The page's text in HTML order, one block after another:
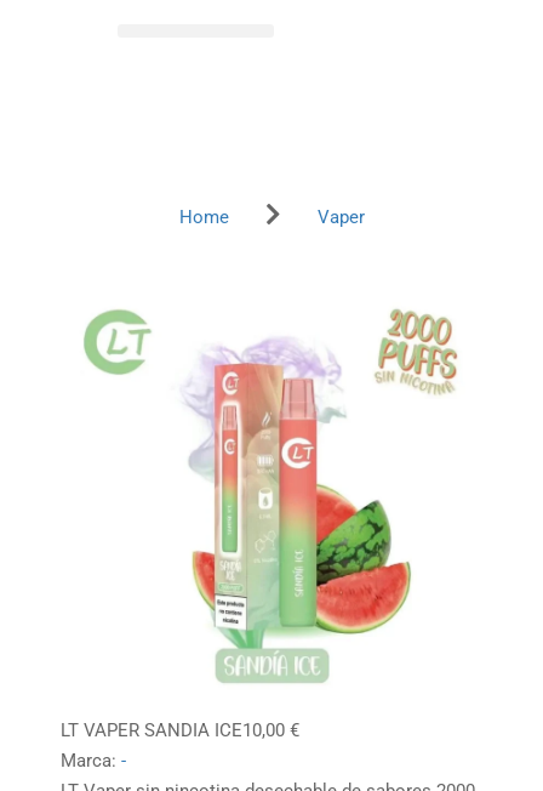
Home Vaper
LT VAPER SANDIA ICE10,00 €
Marca: -